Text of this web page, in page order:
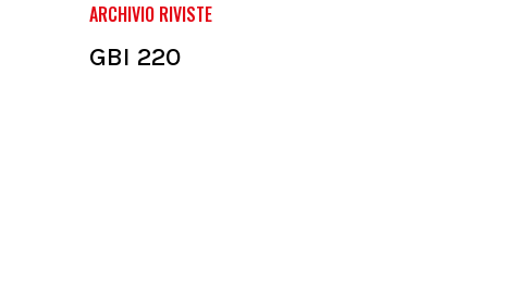
ARCHIVIO RIVISTE
GBI 220